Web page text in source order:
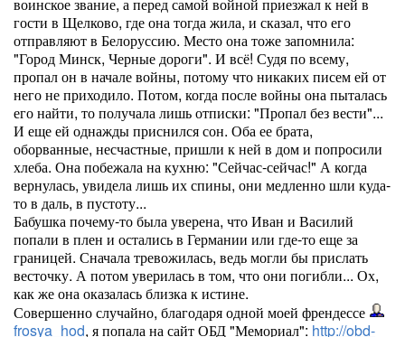
гости в Щелково, где она тогда жила, и сказал, что его
отправляют в Белоруссию. Место она тоже запомнила:
"Город Минск, Черные дороги". И всё! Судя по всему,
пропал он в начале войны, потому что никаких писем ей от
него не приходило. Потом, когда после войны она пыталась
его найти, то получала лишь отписки: "Пропал без вести"...
И еще ей однажды приснился сон. Оба ее брата,
оборванные, несчастные, пришли к ней в дом и попросили
хлеба. Она побежала на кухню: "Сейчас-сейчас!" А когда
вернулась, увидела лишь их спины, они медленно шли куда-
то в даль, в пустоту...
Бабушка почему-то была уверена, что Иван и Василий
попали в плен и остались в Германии или где-то еще за
границей. Сначала тревожилась, ведь могли бы прислать
весточку. А потом уверилась в том, что они погибли... Ох,
как же она оказалась близка к истине.
Совершенно случайно, благодаря одной моей френдессе
frosya_hod, я попала на сайт ОБД "Мемориал": http://obd-